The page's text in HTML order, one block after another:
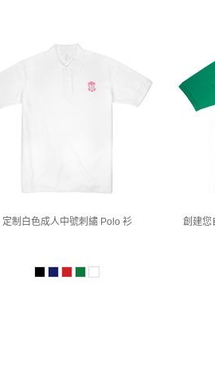
定制白色成人中號刺繡 Polo 衫 創建您